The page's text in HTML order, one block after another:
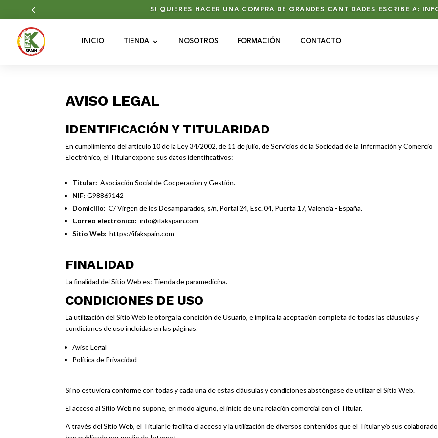
SI QUIERES HACER UNA COMPRA DE GRANDES CANTIDADES ESCRIBE A:
INICIO TIENDA NOSOTROS FORMACIÓN CONTACTO
AVISO LEGAL
IDENTIFICACIÓN Y TITULARIDAD
En cumplimiento del artículo 10 de la Ley 34/2002, de 11 de julio, de Servicios de la Sociedad de la Información y Comercio
Electrónico, el Titular expone sus datos identificativos:
Titular: Asociación Social de Cooperación y Gestión.
NIF: G98869142
Domicilio: C/ Virgen de los Desamparados, s/n, Portal 24, Esc. 04, Puerta 17, Valencia - España.
Correo electrónico: info@ifakspain.com
Sitio Web: https://ifakspain.com
FINALIDAD
La finalidad del Sitio Web es: Tienda de paramedicina.
CONDICIONES DE USO
La utilización del Sitio Web le otorga la condición de Usuario, e implica la aceptación completa de todas las cláusulas y
condiciones de uso incluidas en las páginas:
Aviso Legal
Política de Privacidad
Si no estuviera conforme con todas y cada una de estas cláusulas y condiciones absténgase de utilizar el Sitio Web.
El acceso al Sitio Web no supone, en modo alguno, el inicio de una relación comercial con el Titular.
A través del Sitio Web, el Titular le facilita el acceso y la utilización de diversos contenidos que el Titular y/o sus